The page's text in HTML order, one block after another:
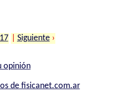
Siguiente ›
opinión
de fisicanet.com.ar